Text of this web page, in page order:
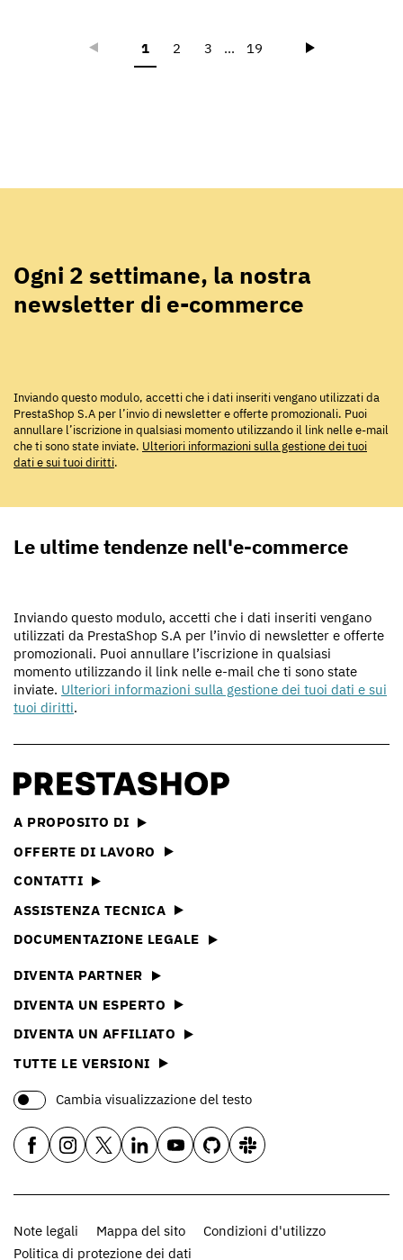
Précédent
1 2 3 ... 19 Suivant
Ogni 2 settimane, la nostra
newsletter di e-commerce
Inviando questo modulo, accetti che i dati inseriti vengano utilizzati da
PrestaShop S.A per l’invio di newsletter e offerte promozionali. Puoi
annullare l’iscrizione in qualsiasi momento utilizzando il link nelle e-mail
che ti sono state inviate. Ulteriori informazioni sulla gestione dei tuoi
dati e sui tuoi diritti.
Le ultime tendenze nell'e-commerce
Inviando questo modulo, accetti che i dati inseriti vengano
utilizzati da PrestaShop S.A per l’invio di newsletter e offerte
promozionali. Puoi annullare l’iscrizione in qualsiasi
momento utilizzando il link nelle e-mail che ti sono state
inviate. Ulteriori informazioni sulla gestione dei tuoi dati e sui
tuoi diritti.
A PROPOSITO DI
OFFERTE DI LAVORO
CONTATTI
ASSISTENZA TECNICA
DOCUMENTAZIONE LEGALE
DIVENTA PARTNER
DIVENTA UN ESPERTO
DIVENTA UN AFFILIATO
TUTTE LE VERSIONI
Cambia visualizzazione del testo
Note legali Mappa del sito
Condizioni d'utilizzo
Politica di protezione dei dati